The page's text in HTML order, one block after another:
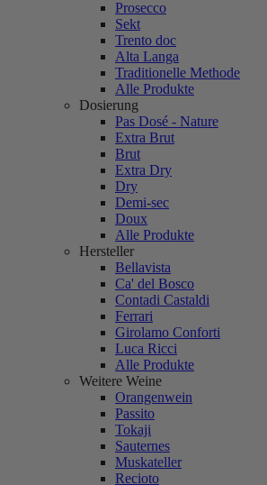
Prosecco
Sekt
Trento doc
Alta Langa
Traditionelle Methode
Alle Produkte
Dosierung
Pas Dosé - Nature
Extra Brut
Brut
Extra Dry
Dry
Demi-sec
Doux
Alle Produkte
Hersteller
Bellavista
Ca' del Bosco
Contadi Castaldi
Ferrari
Girolamo Conforti
Luca Ricci
Alle Produkte
Weitere Weine
Orangenwein
Passito
Tokaji
Sauternes
Muskateller
Recioto